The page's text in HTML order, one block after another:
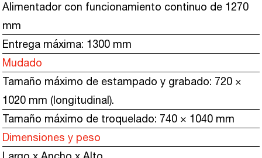
Alimentador con funcionamiento continuo de 1270
mm
Entrega máxima: 1300 mm
Mudado
Tamaño máximo de estampado y grabado: 720 ×
1020 mm (longitudinal).
Tamaño máximo de troquelado: 740 × 1040 mm
Dimensiones y peso